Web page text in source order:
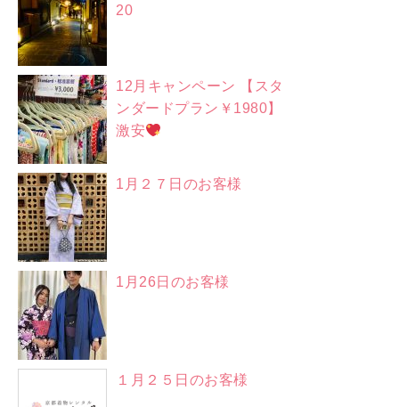
20
12月キャンペーン 【スタ
ンダードプラン￥1980】
激安
1月２７日のお客様
1月26日のお客様
１月２５日のお客様